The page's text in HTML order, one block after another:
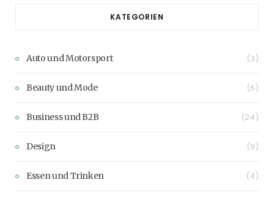
KATEGORIEN
Auto und Motorsport (3)
Beauty und Mode (6)
Business und B2B (24)
Design (9)
Essen und Trinken (4)